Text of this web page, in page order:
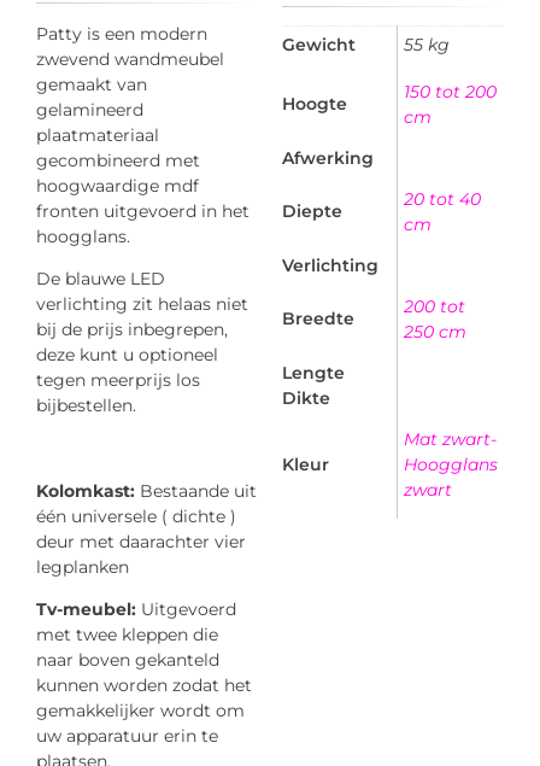
Patty is een modern
zwevend wandmeubel
gemaakt van
gelamineerd
plaatmateriaal
gecombineerd met
hoogwaardige mdf
fronten uitgevoerd in het
hoogglans.
De blauwe LED
verlichting zit helaas niet
bij de prijs inbegrepen,
deze kunt u optioneel
tegen meerprijs los
bijbestellen.
Kolomkast: Bestaande uit
één universele ( dichte )
deur met daarachter vier
legplanken
Tv-meubel: Uitgevoerd
met twee kleppen die
naar boven gekanteld
kunnen worden zodat het
gemakkelijker wordt om
uw apparatuur erin te
plaatsen.
Gewicht 55 kg
Hoogte
150 tot 200
cm
Afwerking
Diepte
20 tot 40
cm
Verlichting
Breedte
200 tot
250 cm
Lengte
Dikte
Kleur
Mat zwart-
Hoogglans
zwart